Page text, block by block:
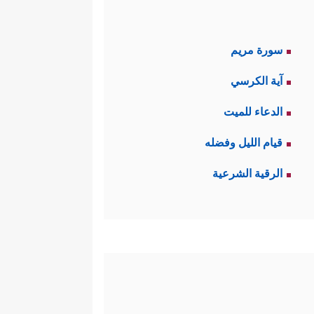
سورة مريم
آية الكرسي
الدعاء للميت
قيام الليل وفضله
الرقية الشرعية